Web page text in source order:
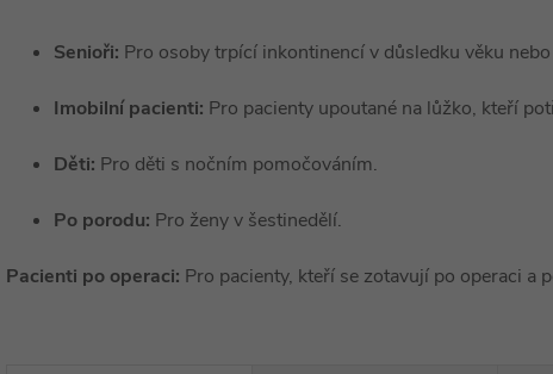
Senioři: Pro osoby trpící inkontinencí v důsledku věku
Imobilní pacienti: Pro pacienty upoutané na lůžko, kteří
Děti: Pro děti s nočním pomočováním.
Po porodu: Pro ženy v šestinedělí.
Pacienti po operaci: Pro pacienty, kteří se zotavují po operaci a